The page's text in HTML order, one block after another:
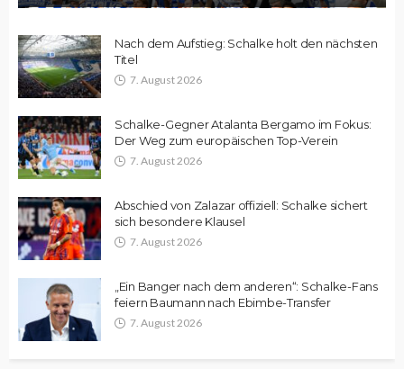
Nach dem Aufstieg: Schalke holt den nächsten
Titel
7. August 2026
Schalke-Gegner Atalanta Bergamo im Fokus:
Der Weg zum europäischen Top-Verein
7. August 2026
Abschied von Zalazar offiziell: Schalke sichert
sich besondere Klausel
7. August 2026
„Ein Banger nach dem anderen“: Schalke-Fans
feiern Baumann nach Ebimbe-Transfer
7. August 2026